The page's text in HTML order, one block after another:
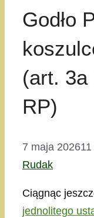
Godło
(art. 3a
RP)
7 maja 2026
Rudak
Ciągnąc
jednolitego